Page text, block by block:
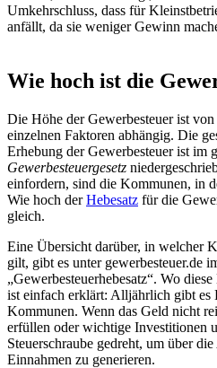
Umkehrschluss, dass für
anfällt, da sie weniger Gewinn
Wie hoch ist die
Die Höhe der Gewerbesteuer ist
einzelnen Faktoren abhängig. Die
Erhebung der Gewerbesteuer ist im
Gewerbesteuergesetz
einfordern, sind die Kommunen, in
Wie hoch derHebesatz für die
gleich.
Eine Übersicht darüber, in welcher
gilt, gibt es unter gewerbesteuer.de
„Gewerbesteuerhebesatz“. Wo
ist einfach erklärt: Alljährlich gibt es
Kommunen. Wenn das Geld nicht
erfüllen oder wichtige Investitionen
Steuerschraube gedreht, um über
Einnahmen zu generieren.